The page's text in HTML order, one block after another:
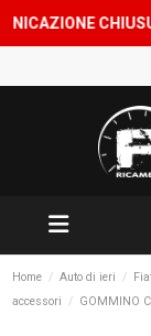
CHIUSURA
Home Auto di ieri
accessori
GOMMINO